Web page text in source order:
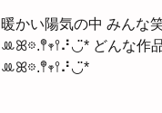
暖かい陽気の中 みんな
ꔛ‬ꕤ𖡼.𖤣𖥧𖥣⠜◡̈* どんな作
ꔛ‬ꕤ𖡼.𖤣𖥧𖥣⠜◡̈*